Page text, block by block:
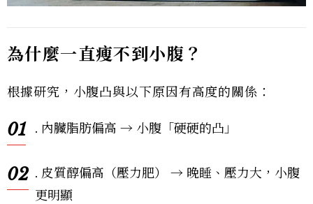
為什麼一直瘦不到小腹？
根據研究，小腹凸與以下原因有高度的關係：
01 . 內臟脂肪偏高 → 小腹「硬硬的凸」
02 . 皮質醇偏高（壓力肥） → 晚睡、壓力大，小腹
更明顯